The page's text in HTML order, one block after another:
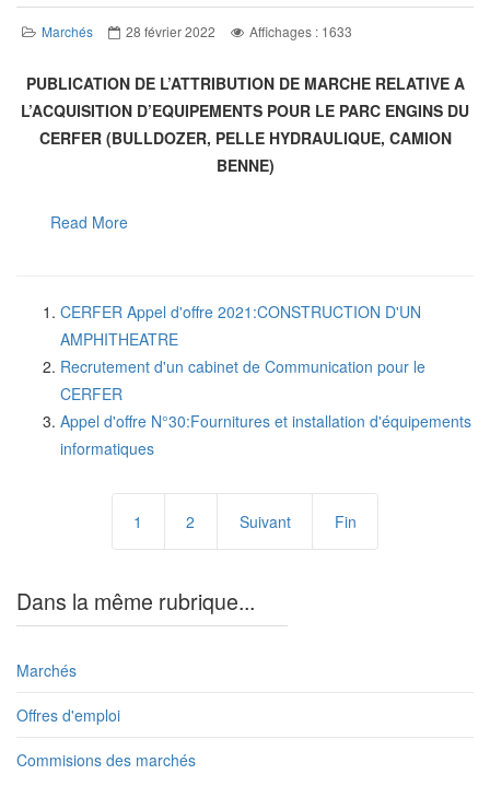
Marchés 28 février 2022 Affichages : 1633
PUBLICATION DE L’ATTRIBUTION DE MARCHE RELATIVE A
L’ACQUISITION D’EQUIPEMENTS POUR LE PARC ENGINS DU
CERFER (BULLDOZER, PELLE HYDRAULIQUE, CAMION
BENNE)
Read More
CERFER Appel d'offre 2021:CONSTRUCTION D'UN
AMPHITHEATRE
Recrutement d'un cabinet de Communication pour le
CERFER
Appel d'offre N°30:Fournitures et installation d'équipements
informatiques
1 2 Suivant Fin
Dans la même rubrique...
Marchés
Offres d'emploi
Commisions des marchés